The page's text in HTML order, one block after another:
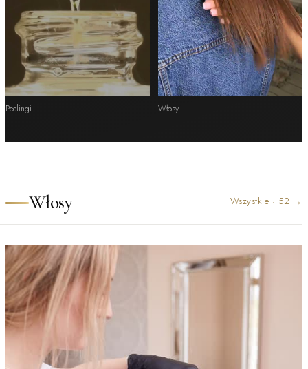
Peelingi Włosy
Włosy Wszystkie · 52 →